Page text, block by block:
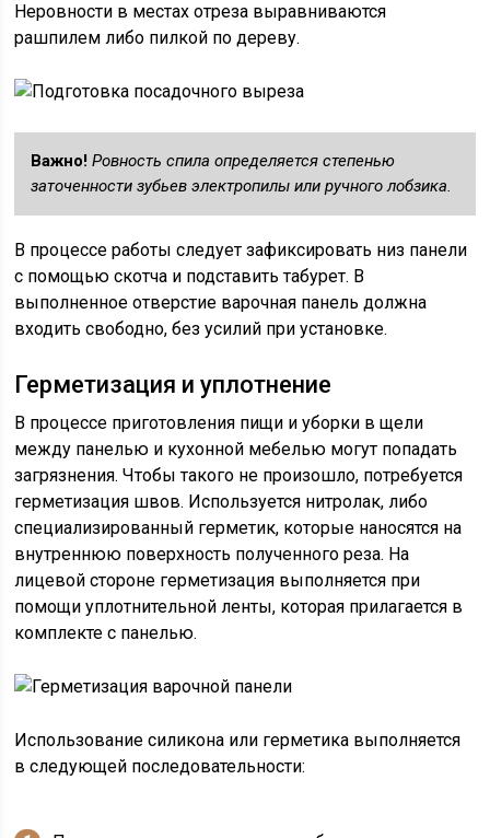
Неровности в местах отреза выравниваются
рашпилем либо пилкой по дереву.
Важно! Ровность спила определяется степенью
заточенности зубьев электропилы или ручного лобзика.
В процессе работы следует зафиксировать низ панели
с помощью скотча и подставить табурет. В
выполненное отверстие варочная панель должна
входить свободно, без усилий при установке.
Герметизация и уплотнение
В процессе приготовления пищи и уборки в щели
между панелью и кухонной мебелью могут попадать
загрязнения. Чтобы такого не произошло, потребуется
герметизация швов. Используется нитролак, либо
специализированный герметик, которые наносятся на
внутреннюю поверхность полученного реза. На
лицевой стороне герметизация выполняется при
помощи уплотнительной ленты, которая прилагается в
комплекте с панелью.
Использование силикона или герметика выполняется
в следующей последовательности: